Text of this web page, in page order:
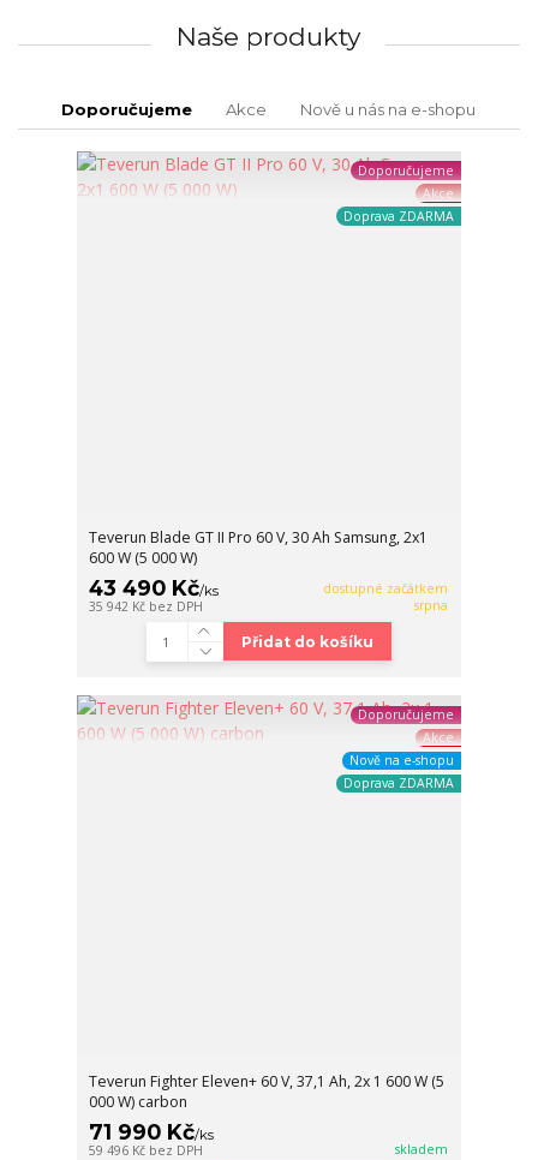
Naše produkty
Doporučujeme Akce Nově u nás na e-shopu
Doporučujeme
Akce
Doprava ZDARMA
Teverun Blade GT II Pro 60 V, 30 Ah Samsung, 2x1
600 W (5 000 W)
43 490 Kč/ks
35 942 Kč bez DPH
dostupné začátkem
srpna
Přidat do košíku
Doporučujeme
Akce
Nově na e-shopu
Doprava ZDARMA
Teverun Fighter Eleven+ 60 V, 37,1 Ah, 2x 1 600 W (5
000 W) carbon
71 990 Kč/ks
59 496 Kč bez DPH skladem